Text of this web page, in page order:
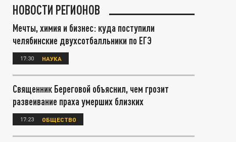
НОВОСТИ РЕГИОНОВ
Мечты, химия и бизнес: куда поступили
челябинские двухсотбалльники по ЕГЭ
17:30 НАУКА
Священник Береговой объяснил, чем грозит
развеивание праха умерших близких
17:23 ОБЩЕСТВО